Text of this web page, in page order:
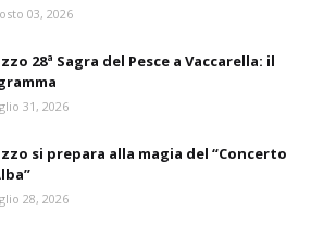
03, 2026
28ª Sagra del Pesce a Vaccarella: il
31, 2026
si prepara alla magia del “Concerto
28, 2026